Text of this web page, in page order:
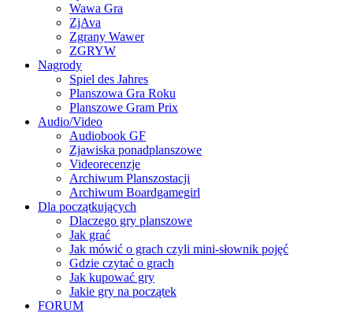
Wawa Gra
ZjAva
Zgrany Wawer
ZGRYW
Nagrody
Spiel des Jahres
Planszowa Gra Roku
Planszowe Gram Prix
Audio/Video
Audiobook GF
Zjawiska ponadplanszowe
Videorecenzje
Archiwum Planszostacji
Archiwum Boardgamegirl
Dla początkujących
Dlaczego gry planszowe
Jak grać
Jak mówić o grach czyli mini-słownik pojęć
Gdzie czytać o grach
Jak kupować gry
Jakie gry na początek
FORUM